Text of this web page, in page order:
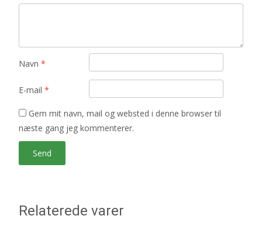
Navn *
E-mail *
Gem mit navn, mail og websted i denne browser til
næste gang jeg kommenterer.
Relaterede varer